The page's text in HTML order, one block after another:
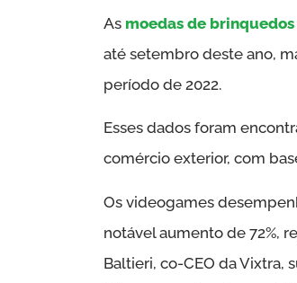
As moedas de brinquedos
até setembro deste ano,
período de 2022.
Esses dados foram
comércio exterior, com
Os videogames
notável aumento de 72%,
Baltieri, co-CEO da Vixtra,